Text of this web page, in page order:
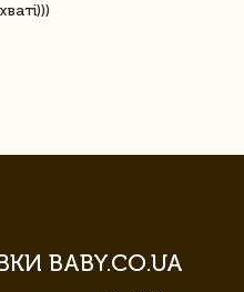
BABY.CO.UA